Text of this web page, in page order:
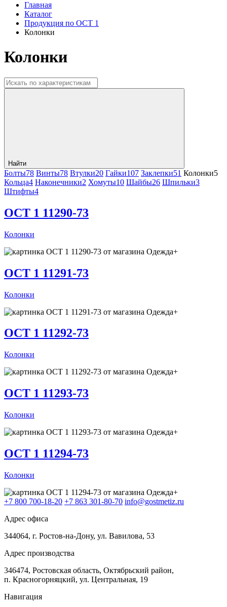
Главная
Каталог
Продукция по ОСТ 1
Колонки
Колонки
Найти
Болты78 Винты78 Втулки20 Гайки107 Заклепки51 Колонки5
Кольца4 Наконечники2 Хомуты10 Шайбы26 Шпильки3
Штифты4
OCT 1 11290-73
Колонки
ОСТ 1 11291-73
Колонки
ОСТ 1 11292-73
Колонки
ОСТ 1 11293-73
Колонки
ОСТ 1 11294-73
Колонки
+7 800 700-18-20 +7 863 301-80-70 info@gostmetiz.ru
Адрес офиса
344064, г. Ростов-на-Дону, ул. Вавилова, 53
Адрес производства
346474, Ростовская область, Октябрьский район,
п. Красногорняцкий, ул. Центральная, 19
Навигация